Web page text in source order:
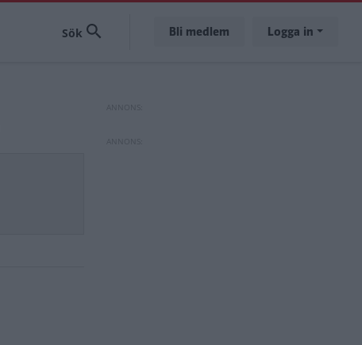
Bli medlem Logga in